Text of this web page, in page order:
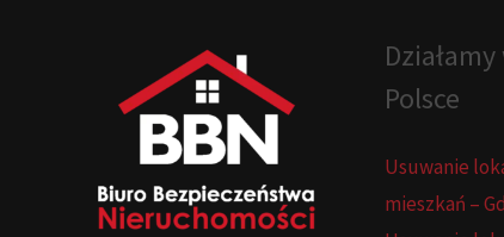
Działamy
Polsce
Usuwanie
mieszkań –